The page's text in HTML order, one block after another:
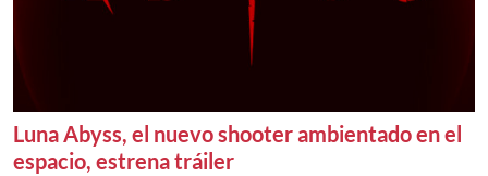
Luna Abyss, el nuevo shooter ambientado en el
espacio, estrena tráiler